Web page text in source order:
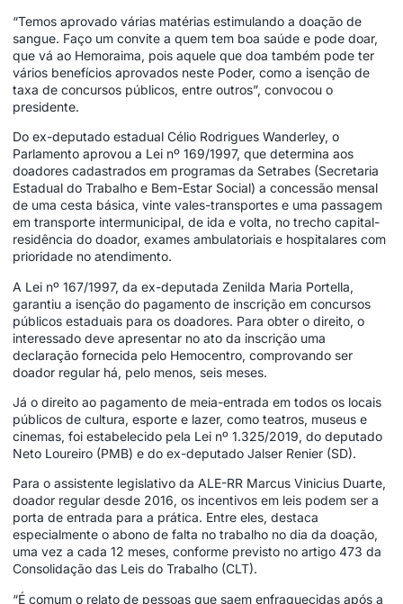
“Temos aprovado várias matérias estimulando a doação de
sangue. Faço um convite a quem tem boa saúde e pode doar,
que vá ao Hemoraima, pois aquele que doa também pode ter
vários benefícios aprovados neste Poder, como a isenção de
taxa de concursos públicos, entre outros”, convocou o
presidente.
Do ex-deputado estadual Célio Rodrigues Wanderley, o
Parlamento aprovou a Lei nº 169/1997, que determina aos
doadores cadastrados em programas da Setrabes (Secretaria
Estadual do Trabalho e Bem-Estar Social) a concessão mensal
de uma cesta básica, vinte vales-transportes e uma passagem
em transporte intermunicipal, de ida e volta, no trecho capital-
residência do doador, exames ambulatoriais e hospitalares com
prioridade no atendimento.
A Lei nº 167/1997, da ex-deputada Zenilda Maria Portella,
garantiu a isenção do pagamento de inscrição em concursos
públicos estaduais para os doadores. Para obter o direito, o
interessado deve apresentar no ato da inscrição uma
declaração fornecida pelo Hemocentro, comprovando ser
doador regular há, pelo menos, seis meses.
Já o direito ao pagamento de meia-entrada em todos os locais
públicos de cultura, esporte e lazer, como teatros, museus e
cinemas, foi estabelecido pela Lei nº 1.325/2019, do deputado
Neto Loureiro (PMB) e do ex-deputado Jalser Renier (SD).
Para o assistente legislativo da ALE-RR Marcus Vinicius Duarte,
doador regular desde 2016, os incentivos em leis podem ser a
porta de entrada para a prática. Entre eles, destaca
especialmente o abono de falta no trabalho no dia da doação,
uma vez a cada 12 meses, conforme previsto no artigo 473 da
Consolidação das Leis do Trabalho (CLT).
“É comum o relato de pessoas que saem enfraquecidas após a